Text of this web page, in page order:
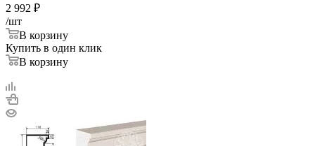
2 992 ₽
/шт
В корзину
Купить в один клик
В корзину